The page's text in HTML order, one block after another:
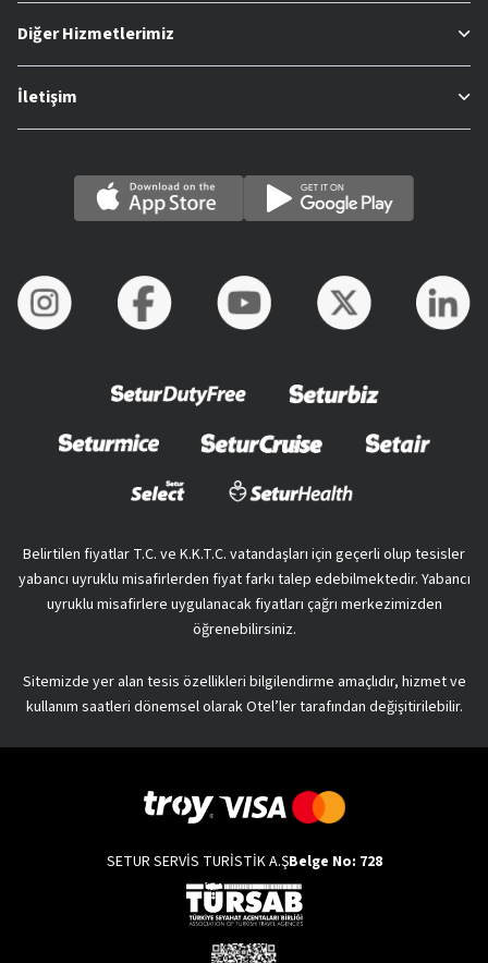
Diğer Hizmetlerimiz
İletişim
Belirtilen fiyatlar T.C. ve K.K.T.C. vatandaşları için geçerli olup tesisler
yabancı uyruklu misafirlerden fiyat farkı talep edebilmektedir. Yabancı
uyruklu misafirlere uygulanacak fiyatları çağrı merkezimizden
öğrenebilirsiniz.
Sitemizde yer alan tesis özellikleri bilgilendirme amaçlıdır, hizmet ve
kullanım saatleri dönemsel olarak Otel’ler tarafından değişitirilebilir.
SETUR SERVİS TURİSTİK A.ŞBelge No: 728